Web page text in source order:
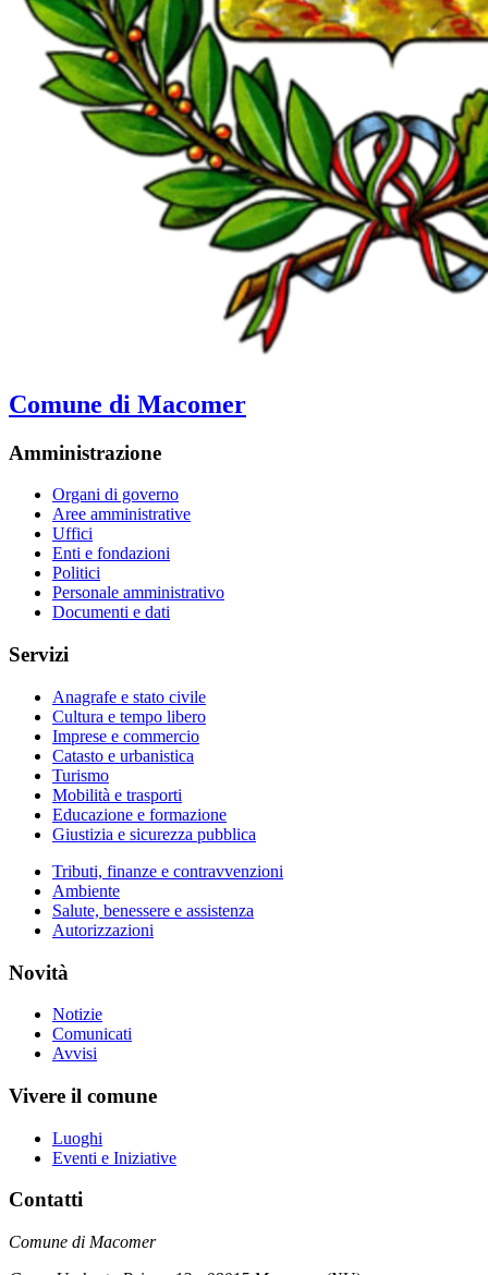
Comune di Macomer
Amministrazione
Organi di governo
Aree amministrative
Uffici
Enti e fondazioni
Politici
Personale amministrativo
Documenti e dati
Servizi
Anagrafe e stato civile
Cultura e tempo libero
Imprese e commercio
Catasto e urbanistica
Turismo
Mobilità e trasporti
Educazione e formazione
Giustizia e sicurezza pubblica
Tributi, finanze e contravvenzioni
Ambiente
Salute, benessere e assistenza
Autorizzazioni
Novità
Notizie
Comunicati
Avvisi
Vivere il comune
Luoghi
Eventi e Iniziative
Contatti
Comune di Macomer